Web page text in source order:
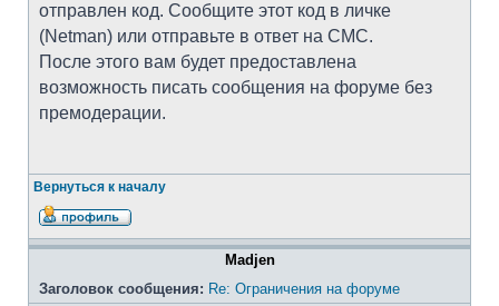
отправлен код. Сообщите этот код в личке
(Netman) или отправьте в ответ на СМС.
После этого вам будет предоставлена
возможность писать сообщения на форуме без
премодерации.
Вернуться к началу
Madjen
Заголовок сообщения: Re: Ограничения на форуме